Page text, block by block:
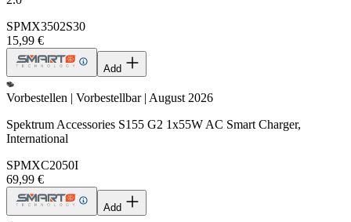
SPMX3502S30
15,99 €
Add
Vorbestellen | Vorbestellbar | August 2026
Spektrum Accessories S155 G2 1x55W AC Smart Charger,
International
SPMXC2050I
69,99 €
Add